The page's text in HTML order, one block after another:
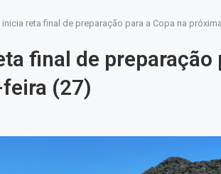
reta final de preparação para a Copa na
final de preparação
(27)